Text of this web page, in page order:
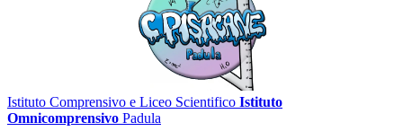
Istituto Comprensivo e Liceo Scientifico Istituto
Omnicomprensivo Padula